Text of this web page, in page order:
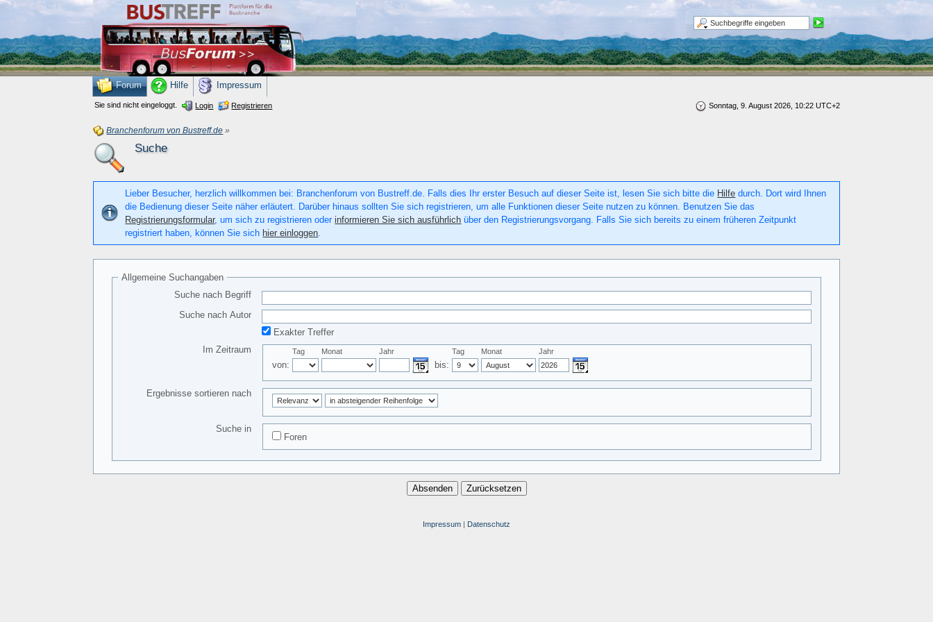
Forum Hilfe Impressum
Sonntag, 9. August 2026, 10:22 UTC+2
Sie sind nicht eingeloggt. Login Registrieren
Branchenforum von Bustreff.de »
Suche
Lieber Besucher, herzlich willkommen bei: Branchenforum von Bustreff.de. Falls dies Ihr erster Besuch auf dieser Seite ist, lesen Sie sich bitte die Hilfe durch. Dort wird Ihnen
die Bedienung dieser Seite näher erläutert. Darüber hinaus sollten Sie sich registrieren, um alle Funktionen dieser Seite nutzen zu können. Benutzen Sie das
Registrierungsformular, um sich zu registrieren oderinformieren Sie sich ausführlich über den Registrierungsvorgang. Falls Sie sich bereits zu einem früheren Zeitpunkt
registriert haben, können Sie sich hier einloggen.
Allgemeine Suchangaben
Suche nach Begriff
Suche nach Autor
Exakter Treffer
Im Zeitraum
von:
Tag Monat Jahr
bis:
Tag Monat Jahr
Ergebnisse sortieren nach
Suche in
Foren
Impressum | Datenschutz